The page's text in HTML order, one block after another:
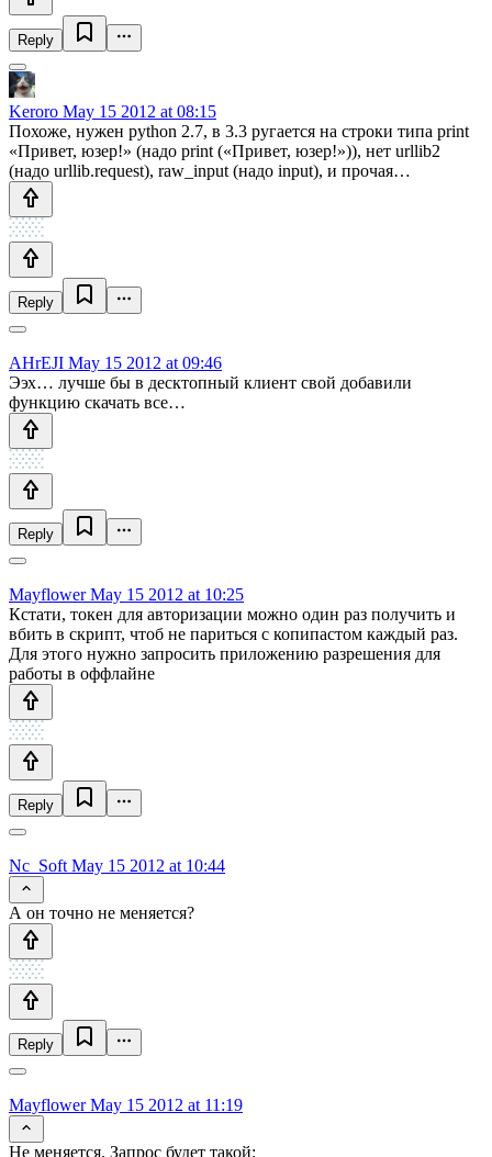
Reply
Keroro May 15 2012 at 08:15
Похоже, нужен python 2.7, в 3.3 ругается на строки типа print
«Привет, юзер!» (надо print («Привет, юзер!»)), нет urllib2
(надо urllib.request), raw_input (надо input), и прочая…
Reply
AHrEJI May 15 2012 at 09:46
Ээх… лучше бы в десктопный клиент свой добавили
функцию скачать все…
Reply
MayflowerMay 15 2012 at 10:25
Кстати, токен для авторизации можно один раз получить и
вбить в скрипт, чтоб не париться с копипастом каждый раз.
Для этого нужно запросить приложению разрешения для
работы в оффлайне
Reply
Nc_Soft May 15 2012 at 10:44
А он точно не меняется?
Reply
MayflowerMay 15 2012 at 11:19
Не меняется. Запрос будет такой: